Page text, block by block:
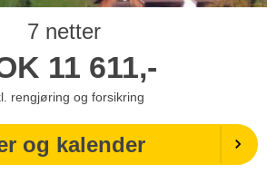
7 netter
11 611,-
rengjøring og forsikring
og kalender